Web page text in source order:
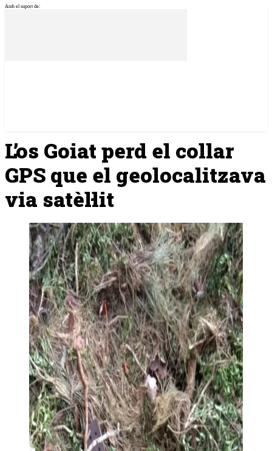
Amb el suport de:
L’os Goiat perd el collar
GPS que el geolocalitzava
via satèl·lit